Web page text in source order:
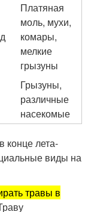
Платяная
моль, мухи,
комары,
мелкие
грызуны
Грызуны,
различные
насекомые
конце лета-
виды на
травы в